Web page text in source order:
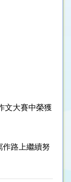
文大賽中榮獲
作路上繼續努